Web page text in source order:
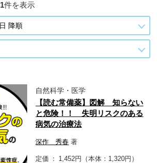
1件を表示
自然科学・医学
【読む常備薬】図解 知らない
と危険！！ 失明リスクのある
病気の治療法
深作 秀春 著
定価
1,452円（本体：1,320円）